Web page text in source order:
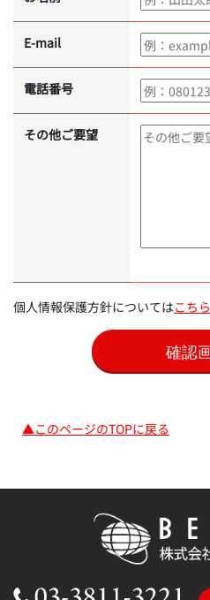
E-mail
電話番号
その他ご要望
個人情報保護方針についてはこちら
▲このページのTOPに戻る